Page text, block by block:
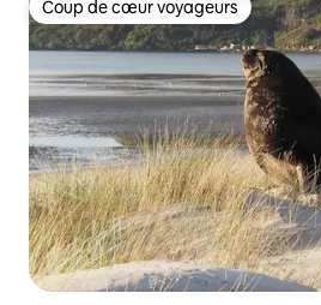
Coup de cœur voyageurs
Coup de cœur voyageurs